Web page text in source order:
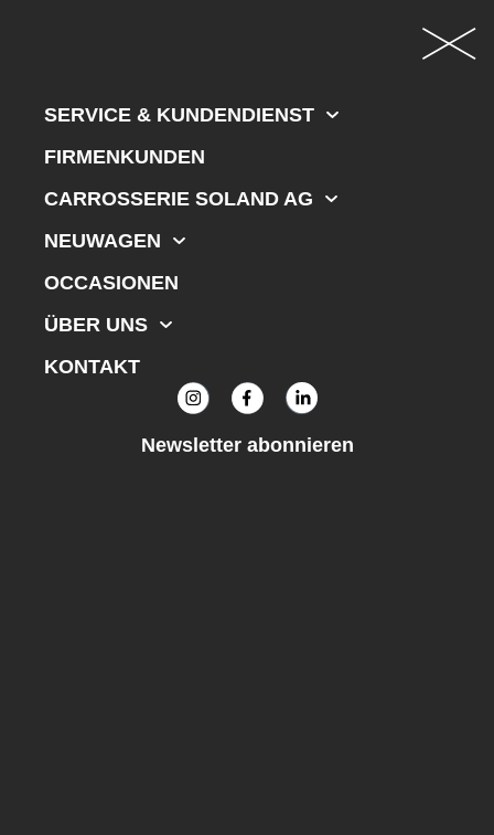
SERVICE & KUNDENDIENST
FIRMENKUNDEN
CARROSSERIE SOLAND AG
NEUWAGEN
OCCASIONEN
ÜBER UNS
KONTAKT
Newsletter abonnieren